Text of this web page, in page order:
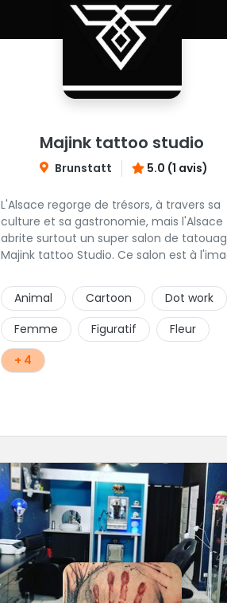
Majink tattoo studio
Brunstatt 5.0 (1 avis)
L'Alsace regorge de trésors, à travers sa
culture et sa gastronomie, mais l'Alsace
abrite surtout un super salon de
Majink tattoo Studio. Ce salon est à
Manu vous y attend et sera enchanté de
vous faire découvrir son super shop !
Animal Cartoon
Dot work
Femme
Figuratif
Fleur
+ 4